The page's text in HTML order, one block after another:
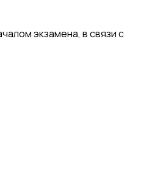
экзамена, в связи с